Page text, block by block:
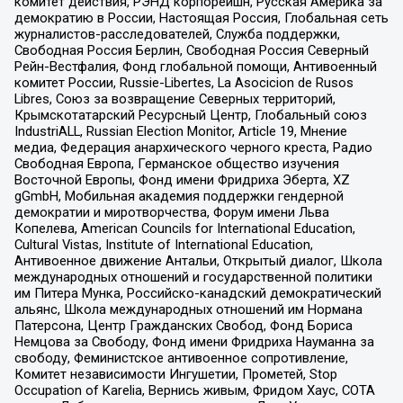
демократию в России, Настоящая Россия, Глобальная сеть
журналистов-расследователей, Служба поддержки,
Свободная Россия Берлин, Свободная Россия Северный
Рейн-Вестфалия, Фонд глобальной помощи, Антивоенный
комитет России, Russie-Libertes, La Asocicion de Rusos
Libres, Союз за возвращение Северных территорий,
Крымскотатарский Ресурсный Центр, Глобальный союз
IndustriALL, Russian Election Monitor, Article 19, Мнение
медиа, Федерация анархического черного креста, Радио
Свободная Европа, Германское общество изучения
Восточной Европы, Фонд имени Фридриха Эберта, XZ
gGmbH, Мобильная академия поддержки гендерной
демократии и миротворчества, Форум имени Льва
Копелева, American Councils for International Education,
Cultural Vistas, Institute of International Education,
Антивоенное движение Антальи, Открытый диалог, Школа
международных отношений и государственной политики
им Питера Мунка, Российско-канадский демократический
альянс, Школа международных отношений им Нормана
Патерсона, Центр Гражданских Свобод, Фонд Бориса
Немцова за Свободу, Фонд имени Фридриха Науманна за
свободу, Феминистское антивоенное сопротивление,
Комитет независимости Ингушетии, Прометей, Stop
Occupation of Karelia, Вернись живым, Фридом Хаус, СОТА